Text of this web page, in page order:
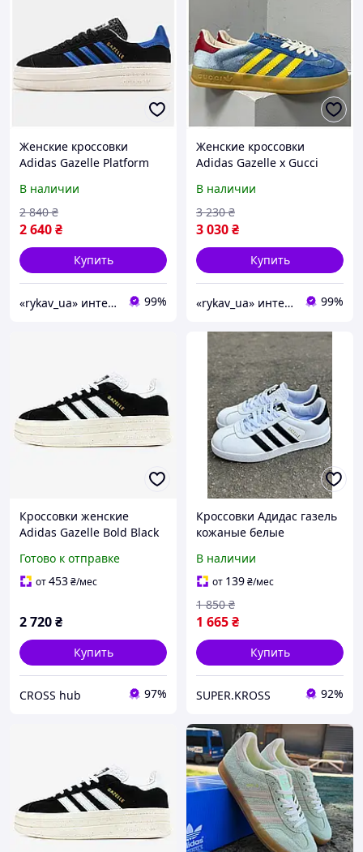
Женские кроссовки
Adidas Gazelle Platform
замшевые кроссовки
адидас газели газель
В наличии
2 640₴
2 840 ₴
Купить
«rykav_ua» интернет магазин одежды и обуви 99%
Женские кроссовки
Adidas Gazelle x Gucci
кроссовки адидас газели
гуччи газель гучи
В наличии
3 030₴
3 230 ₴
Купить
«rykav_ua» интернет магазин одежды и обуви 99%
Кроссовки женские
Adidas Gazelle Bold Black
Газелы болд черные
Готово к отправке
от453₴/мес
2 720₴
Купить
CROSS hub 97%
Кроссовки Адидас газель
кожаные белые
В наличии
от 139₴/мес
1 665₴
1 850 ₴
Купить
SUPER.KROSS 92%